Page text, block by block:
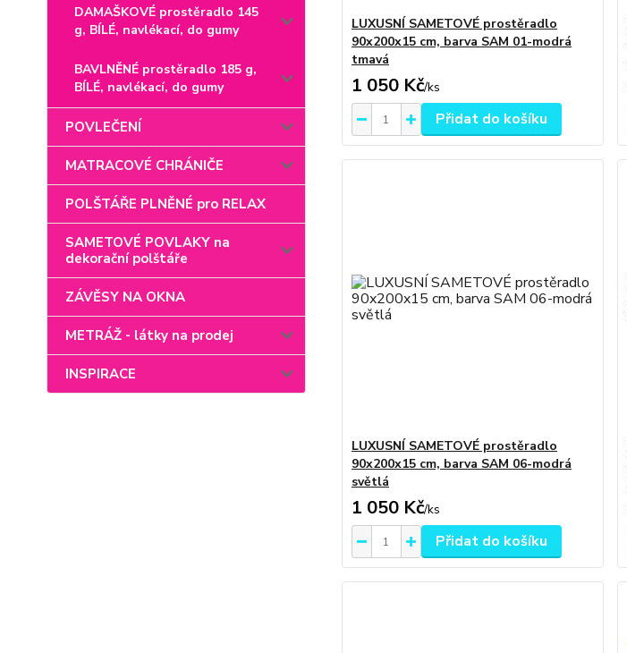
DAMAŠKOVÉ prostěradlo 145
g, BÍLÉ, navlékací, do gumy
BAVLNĚNÉ prostěradlo 185 g,
BÍLÉ, navlékací, do gumy
POVLEČENÍ
MATRACOVÉ CHRÁNIČE
POLŠTÁŘE PLNĚNÉ pro RELAX
SAMETOVÉ POVLAKY na
dekorační polštáře
ZÁVĚSY NA OKNA
METRÁŽ - látky na prodej
INSPIRACE
LUXUSNÍ SAMETOVÉ prostěradlo
90x200x15 cm, barva SAM 01-modrá
tmavá
1 050 Kč/ks
Přidat do košíku
LUXUSNÍ SAMETOVÉ prostěradlo
90x200x15 cm, barva SAM 06-modrá
světlá
1 050 Kč/ks
Přidat do košíku